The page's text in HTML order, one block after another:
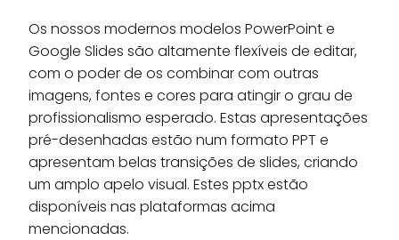
Os nossos modernos modelos PowerPoint e
Google Slides são altamente flexíveis de editar,
com o poder de os combinar com outras
imagens, fontes e cores para atingir o grau de
profissionalismo esperado. Estas apresentações
pré-desenhadas estão num formato PPT e
apresentam belas transições de slides, criando
um amplo apelo visual. Estes pptx estão
disponíveis nas plataformas acima
mencionadas.